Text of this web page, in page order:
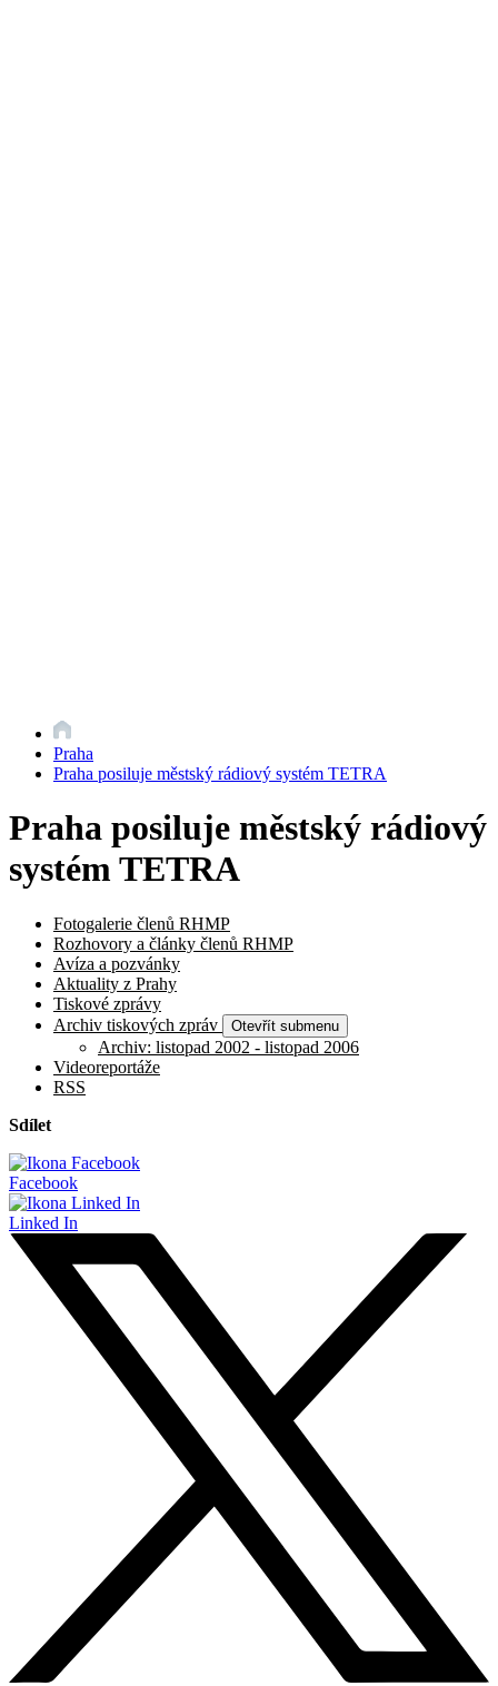
Praha
Praha posiluje městský rádiový systém TETRA
Praha posiluje městský rádiový
systém TETRA
Fotogalerie členů RHMP
Rozhovory a články členů RHMP
Avíza a pozvánky
Aktuality z Prahy
Tiskové zprávy
Archiv tiskových zpráv
Otevřít submenu
Archiv: listopad 2002 - listopad 2006
Videoreportáže
RSS
Sdílet
Facebook
Linked In